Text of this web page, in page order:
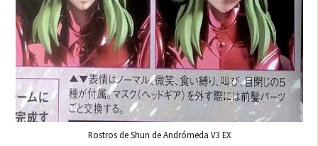
Rostros de Shun de Andrómeda V3 EX